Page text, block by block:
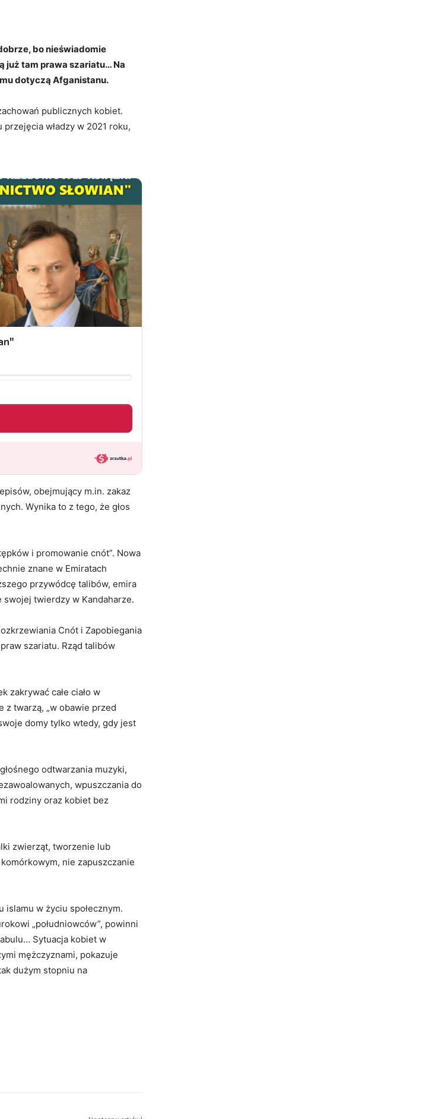
bo nieświadomie
już tam prawa szariatu… Na
dotyczą Afganistanu.
publicznych kobiet.
władzy w 2021 roku,
obejmujący m.in. zakaz
Wynika to z tego, że głos
i promowanie cnót”. Nowa
znane w Emiratach
przywódcę talibów, emira
twierdzy w Kandaharze.
Cnót i Zapobiegania
szariatu. Rząd talibów
zakrywać całe ciało w
z twarzą, „w obawie przed
domy tylko wtedy, gdy jest
odtwarzania muzyki,
wpuszczania do
rodziny oraz kobiet bez
zwierząt, tworzenie lub
nie zapuszczanie
w życiu społecznym.
„południowców”, powinni
Sytuacja kobiet w
mężczyznami, pokazuje
dużym stopniu na